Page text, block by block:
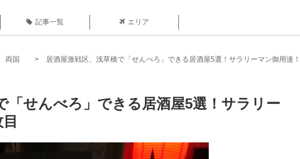
記事一覧 エリア
両国 居酒屋激戦区、浅草橋で「せんべろ」できる居酒屋5選！サラリーマン御用達！
「せんべろ」できる居酒屋5選！サラリー